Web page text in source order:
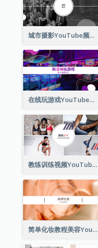
城市摄影YouTube频道图片
在线玩游戏YouTube频道图片
教练训练视频YouTube频道图片
简单化妆教程美容YouTube频道图片